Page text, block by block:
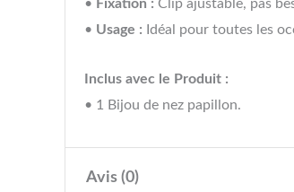
• Fixation : Clip ajustable, pas
• Usage : Idéal pour toutes les
Inclus avec le Produit :
• 1 Bijou de nez papillon.
Avis (0)